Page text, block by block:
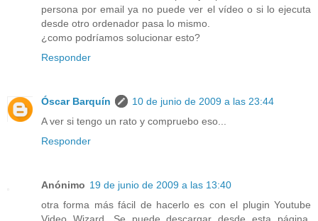
persona por email ya no puede ver el vídeo o si lo ejecuta
desde otro ordenador pasa lo mismo.
¿como podríamos solucionar esto?
Responder
Óscar Barquín
10 de junio de 2009 a las 23:44
A ver si tengo un rato y compruebo eso...
Responder
Anónimo 19 de junio de 2009 a las 13:40
otra forma más fácil de hacerlo es con el plugin Youtube
Video Wizard. Se puede descargar desde esta página,